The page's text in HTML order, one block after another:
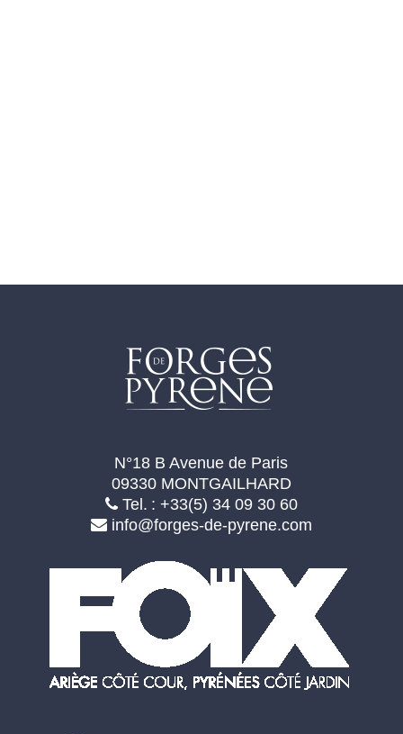
N°18 B Avenue de Paris
09330 MONTGAILHARD
Tel. : +33(5) 34 09 30 60
info@forges-de-pyrene.com